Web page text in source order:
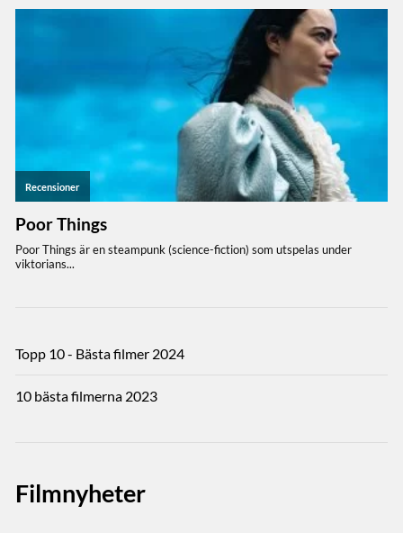
Topp 10 - Bästa filmer 2024
10 bästa filmerna 2023
Filmnyheter